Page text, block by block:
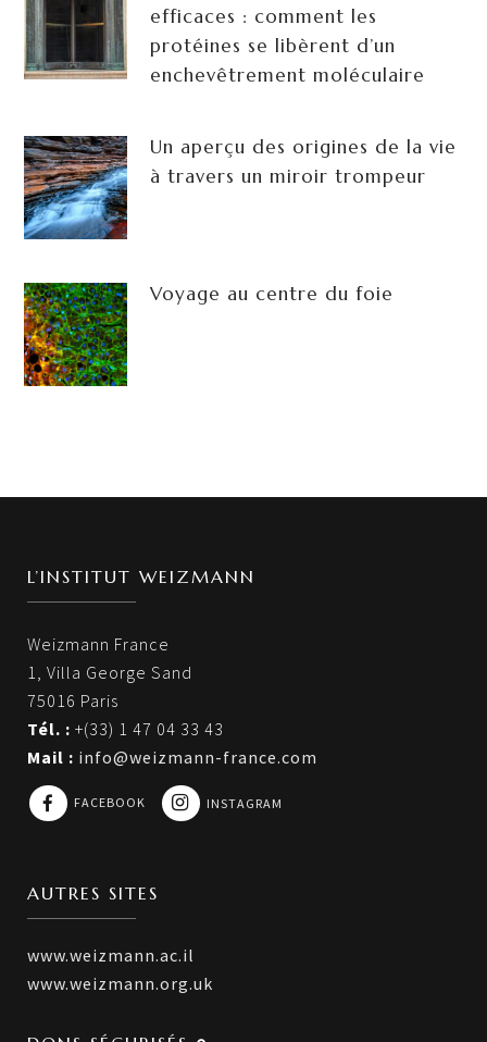
efficaces : comment les
protéines se libèrent d’un
enchevêtrement moléculaire
Un aperçu des origines de la vie
à travers un miroir trompeur
Voyage au centre du foie
L’INSTITUT WEIZMANN
Weizmann France
1, Villa George Sand
75016 Paris
Tél. : +(33) 1 47 04 33 43
Mail : info@weizmann-france.com
FACEBOOK INSTAGRAM
AUTRES SITES
www.weizmann.ac.il
www.weizmann.org.uk